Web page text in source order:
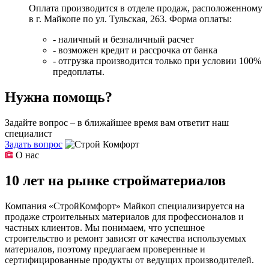
Оплата производится в отделе продаж, расположенному
в г. Майкопе по ул. Тульская, 263. Форма оплаты:
- наличный и безналичный расчет
- возможен кредит и рассрочка от банка
- отгрузка производится только при условии 100%
предоплаты.
Нужна помощь?
Задайте вопрос – в ближайшее время вам ответит наш
специалист
Задать вопрос
О нас
10 лет на рынке стройматериалов
Компания «СтройКомфорт» Майкоп специализируется на
продаже строительных материалов для профессионалов и
частных клиентов. Мы понимаем, что успешное
строительство и ремонт зависят от качества используемых
материалов, поэтому предлагаем проверенные и
сертифицированные продукты от ведущих производителей.